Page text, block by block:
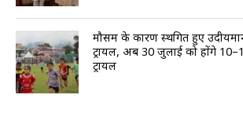
मौसम के कारण स्थगित हुए
ट्रायल, अब 30 जुलाई को होंगे
ट्रायल